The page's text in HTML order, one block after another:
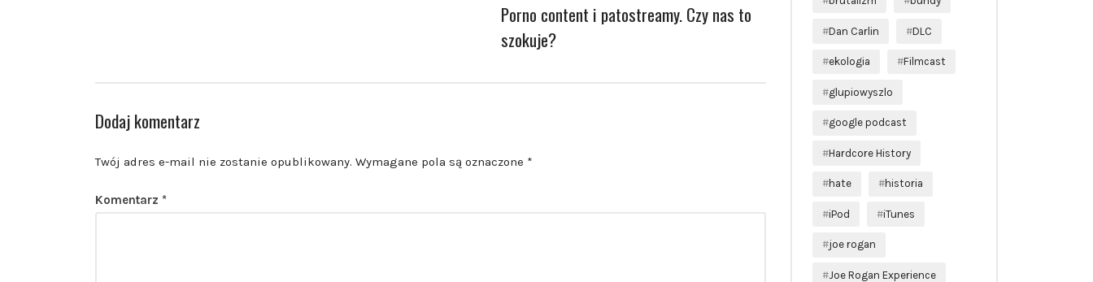
Porno content i patostreamy. Czy nas to
szokuje?
Dodaj komentarz
Twój adres e-mail nie zostanie opublikowany. Wymagane pola są oznaczone *
Komentarz *
Dan Carlin DLC
ekologia Filmcast
glupiowyszlo
google podcast
Hardcore History
hate historia
iPod iTunes
joe rogan
Joe Rogan Experience